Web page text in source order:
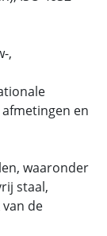
,
en
waaronder
staal,
de